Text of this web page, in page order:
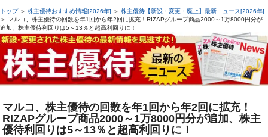
トップ＞ 株主優待おすすめ情報[2026年] ＞ 株主優待【新設・変更・廃止】最新ニュース[2026年]
＞ マルコ、株主優待の回数を年1回から年2回に拡充！RIZAPグループ商品2000～1万8000円分が
追加、株主優待利回りは5～13％と超高利回りに！
マルコ、株主優待の回数を年1回から年2回に拡充！
RIZAPグループ商品2000～1万8000円分が追加、株主
優待利回りは5～13％と超高利回りに！